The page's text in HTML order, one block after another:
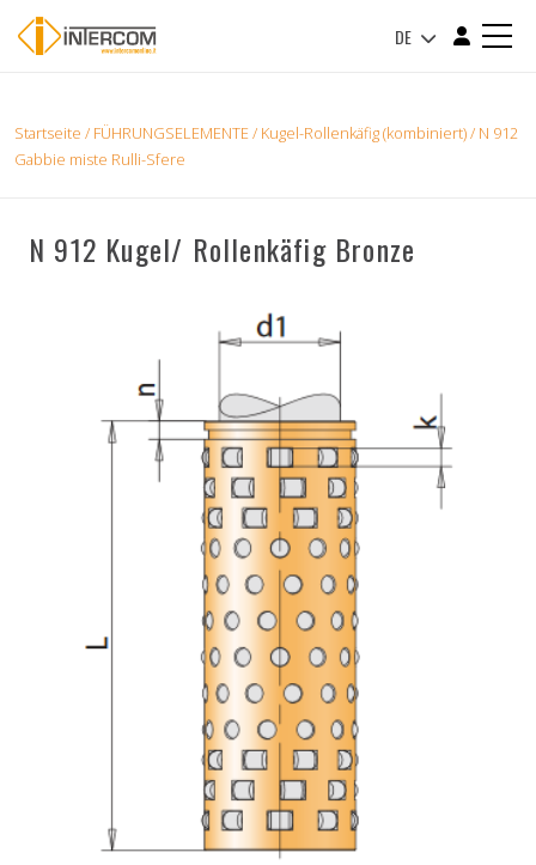
DE
Startseite / FÜHRUNGSELEMENTE/ Kugel-Rollenkäfig (kombiniert)/ N 912
Gabbie miste Rulli-Sfere
N 912 Kugel/ Rollenkäfig Bronze